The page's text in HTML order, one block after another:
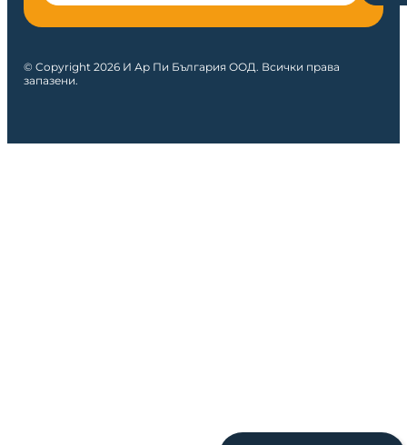
© Copyright 2026 И Ар Пи България ООД. Всички права
запазени.